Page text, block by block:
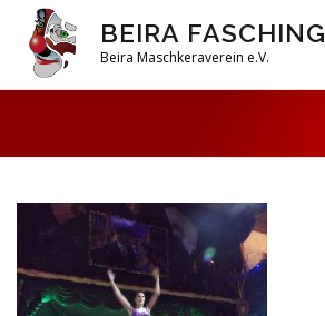
Inhalt
springen
BEIRA FASCHING
Beira Maschkeraverein e.V.
VEREIN ARCHIV